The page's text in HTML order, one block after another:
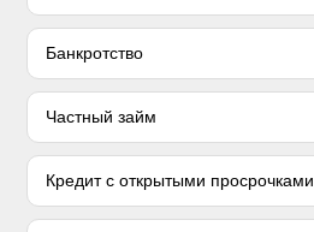
Банкротство
Частный займ
Кредит с открытыми просрочками